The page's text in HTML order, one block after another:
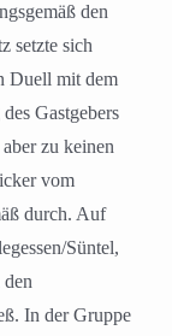
den
setzte sich
Duell mit dem
Gastgebers
zu keinen
vom
durch. Auf
Süntel,
In der Gruppe